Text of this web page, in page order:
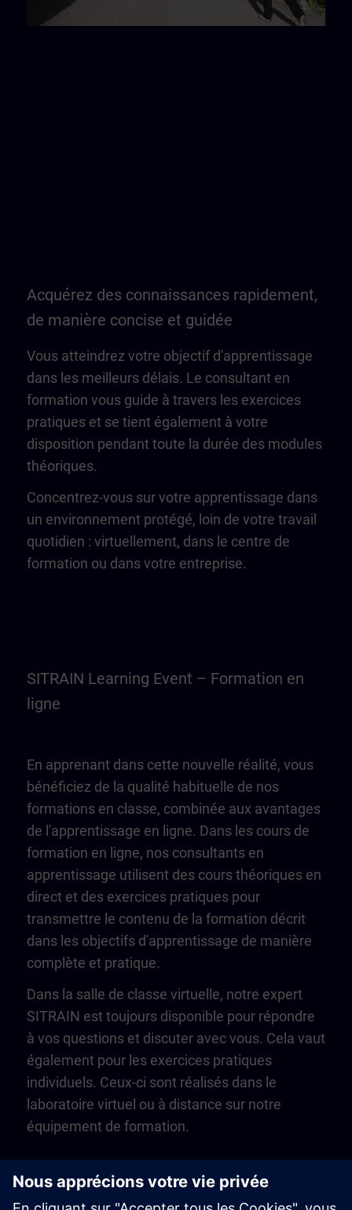
Acquérez des connaissances rapidement,
de manière concise et guidée
Vous atteindrez votre objectif d'apprentissage
dans les meilleurs délais. Le consultant en
formation vous guide à travers les exercices
pratiques et se tient également à votre
disposition pendant toute la durée des modules
théoriques.
Concentrez-vous sur votre apprentissage dans
un environnement protégé, loin de votre travail
quotidien : virtuellement, dans le centre de
formation ou dans votre entreprise.
SITRAIN Learning Event – Formation en
ligne
En apprenant dans cette nouvelle réalité, vous
bénéficiez de la qualité habituelle de nos
formations en classe, combinée aux avantages
de l'apprentissage en ligne. Dans les cours de
formation en ligne, nos consultants en
apprentissage utilisent des cours théoriques en
direct et des exercices pratiques pour
transmettre le contenu de la formation décrit
dans les objectifs d'apprentissage de manière
complète et pratique.
Dans la salle de classe virtuelle, notre expert
SITRAIN est toujours disponible pour répondre
à vos questions et discuter avec vous. Cela vaut
également pour les exercices pratiques
individuels. Ceux-ci sont réalisés dans le
laboratoire virtuel ou à distance sur notre
équipement de formation.